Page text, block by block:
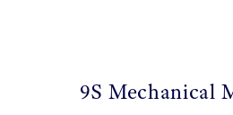
9S Mechanical